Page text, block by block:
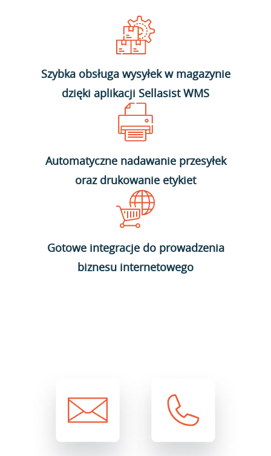
Szybka obsługa wysyłek w magazynie
dzięki aplikacji Sellasist WMS
Automatyczne nadawanie przesyłek
oraz drukowanie etykiet
Gotowe integracje do prowadzenia
biznesu internetowego